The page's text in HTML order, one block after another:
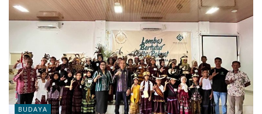
BUDAYA